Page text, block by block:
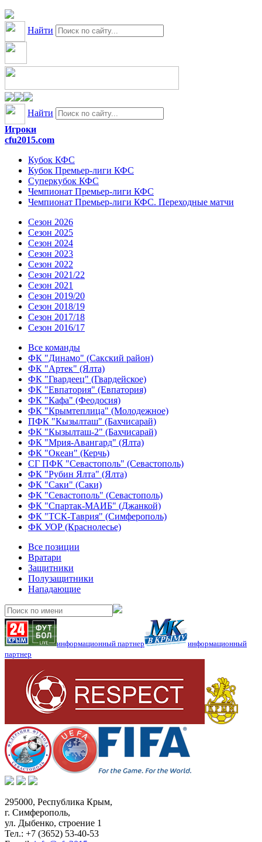
Найти
Найти
Игроки
cfu2015.com
Кубок КФС
Кубок Премьер-лиги КФС
Суперкубок КФС
Чемпионат Премьер-лиги КФС
Чемпионат Премьер-лиги КФС. Переходные матчи
Сезон 2026
Сезон 2025
Сезон 2024
Сезон 2023
Сезон 2022
Сезон 2021/22
Сезон 2021
Сезон 2019/20
Сезон 2018/19
Сезон 2017/18
Сезон 2016/17
Все команды
ФК "Динамо" (Сакский район)
ФК "Артек" (Ялта)
ФК "Гвардеец" (Гвардейское)
ФК "Евпатория" (Евпатория)
ФК "Кафа" (Феодосия)
ФК "Крымтеплица" (Молодежное)
ПФК "Кызылташ" (Бахчисарай)
ФК "Кызылташ-2" (Бахчисарай)
ФК "Мрия-Авангард" (Ялта)
ФК "Океан" (Керчь)
СГ ПФК "Севастополь" (Севастополь)
ФК "Рубин Ялта" (Ялта)
ФК "Саки" (Саки)
ФК "Севастополь" (Севастополь)
ФК "Спартак-МАИБ" (Джанкой)
ФК "ТСК-Таврия" (Симферополь)
ФК УОР (Краснолесье)
Все позиции
Вратари
Защитники
Полузащитники
Нападающие
информационный партнер
информационный
партнер
295000, Республика Крым,
г. Симферополь,
ул. Дыбенко, строение 1
Тел.: +7 (3652) 53-40-53